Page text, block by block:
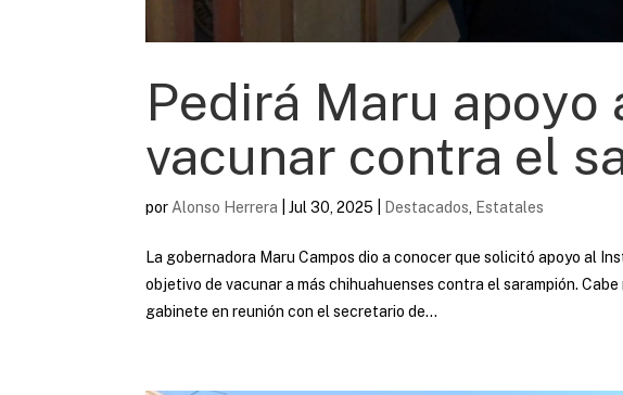
Pedirá Maru apoyo
vacunar contra el
por Alonso Herrera |Jul 30, 2025 Destacados, Estatales
La gobernadora Maru Campos dio a conocer que solicitó apoyo al
objetivo de vacunar a más chihuahuenses contra el sarampión.
gabinete en reunión con el secretario de...